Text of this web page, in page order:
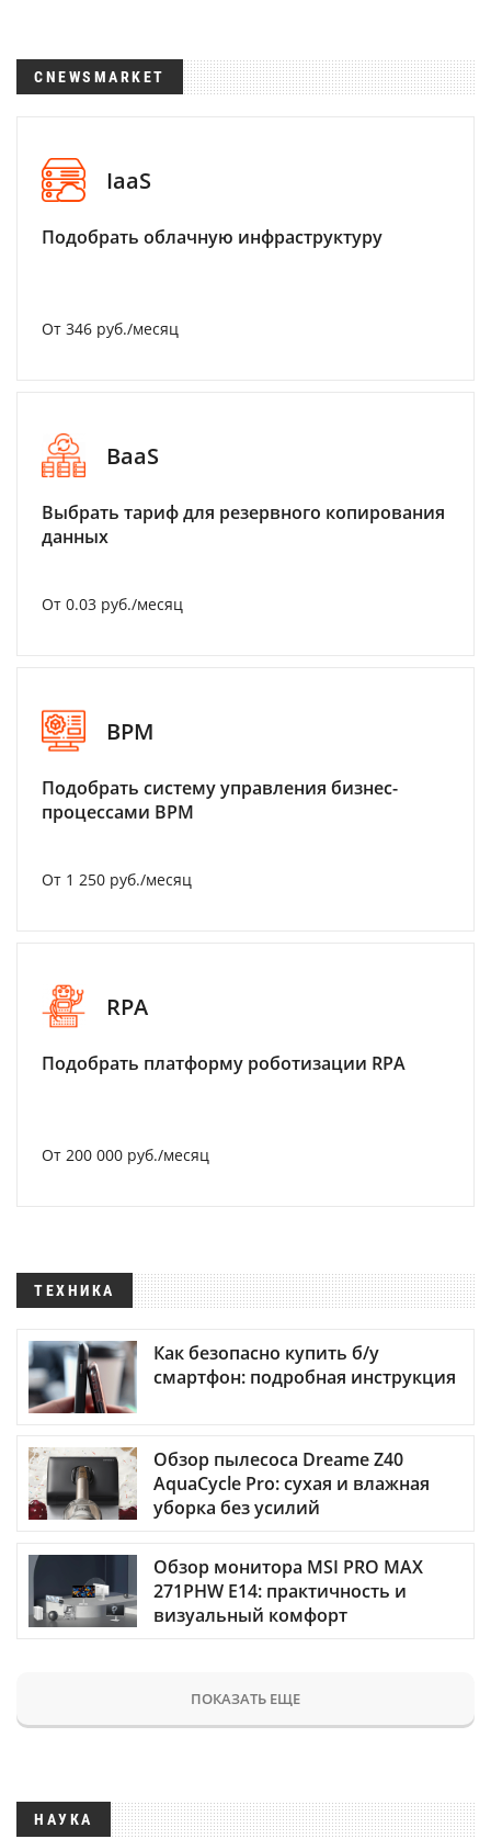
CNEWSMARKET
IaaS
Подобрать облачную инфраструктуру
От 346 руб./месяц
BaaS
Выбрать тариф для резервного копирования
данных
От 0.03 руб./месяц
BPM
Подобрать систему управления бизнес-
процессами BPM
От 1 250 руб./месяц
RPA
Подобрать платформу роботизации RPA
От 200 000 руб./месяц
ТЕХНИКА
Как безопасно купить б/у
смартфон: подробная инструкция
Обзор пылесоса Dreame Z40
AquaCycle Pro: сухая и влажная
уборка без усилий
Обзор монитора MSI PRO MAX
271PHW E14: практичность и
визуальный комфорт
ПОКАЗАТЬ ЕЩЕ
НАУКА